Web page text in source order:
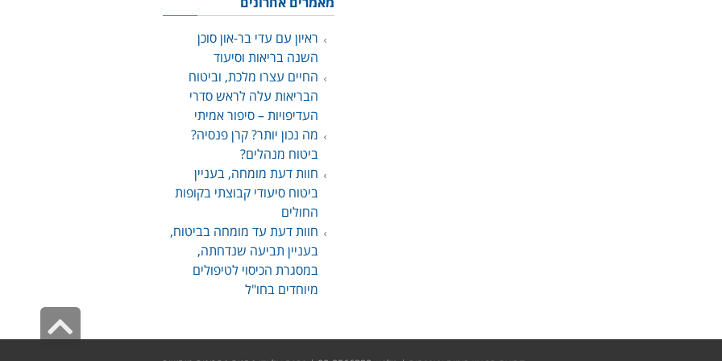
ראיון עם עדי בר-און סוכן
השנה בריאות וסיעוד
החיים עצרו מלכת, וביטוח
הבריאות עלה לראש סדרי
העדיפויות – סיפור אמיתי
מה נכון יותר? קרן פנסיה?
ביטוח מנהלים?
חוות דעת מומחה, בעניין
ביטוח סיעודי קבוצתי בקופות
החולים
חוות דעת עד מומחה בביטוח,
בעניין תביעה שנדחתה,
במסגרת הכיסוי לטיפולים
מיוחדים בחו"ל